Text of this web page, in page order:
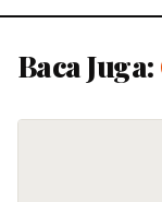
Baca Juga: